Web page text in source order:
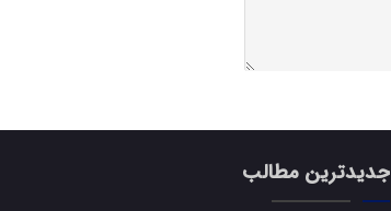
جدیدترین مطالب